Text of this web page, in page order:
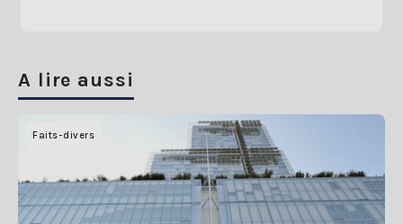
A lire aussi
Faits-divers